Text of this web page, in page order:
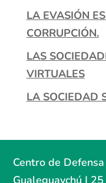
LA EVASIÓN
CORRUPCIÓN.
LAS
VIRTUALES
LA SOCIEDAD
Centro de
Gualeguaychú |